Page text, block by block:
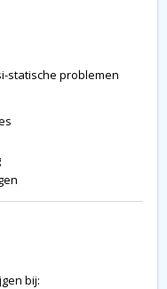
statische problemen
bij: